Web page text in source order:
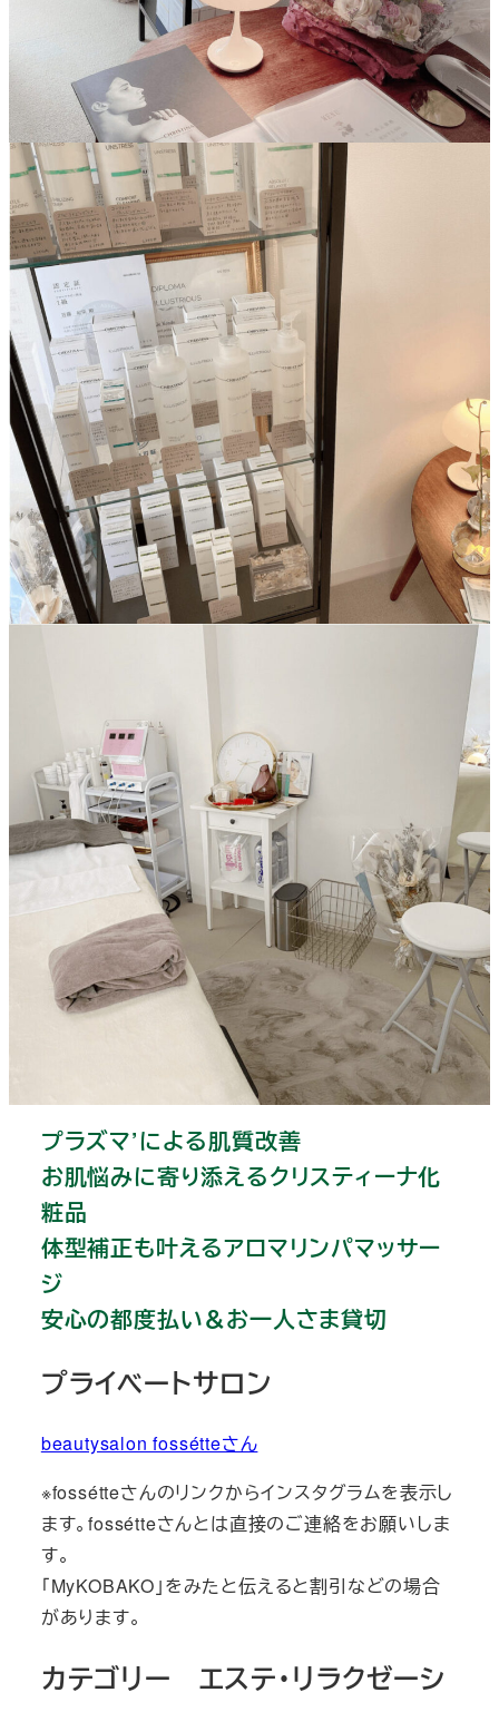
プラズマ’による肌質改善
お肌悩みに寄り添えるクリスティーナ化
粧品
体型補正も叶えるアロマリンパマッサー
ジ
安心の都度払い＆お一人さま貸切
プライベートサロン
beautysalon fossétteさん
※fossétteさんのリンクからインスタグラムを表示し
ます。fossétteさんとは直接のご連絡をお願いしま
す。
「MyKOBAKO」をみたと伝えると割引などの場合
があります。
カテゴリー エステ・リラクゼーシ